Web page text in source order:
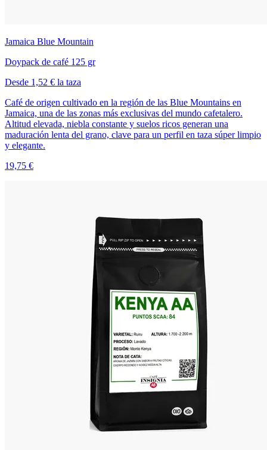
Jamaica Blue Mountain
Doypack de café 125 gr
Desde 1,52 € la taza
Café de origen cultivado en la región de las Blue Mountains en
Jamaica, una de las zonas más exclusivas del mundo cafetalero.
Altitud elevada, niebla constante y suelos ricos generan una
maduración lenta del grano, clave para un perfil en taza súper limpio
y elegante.
19,75 €